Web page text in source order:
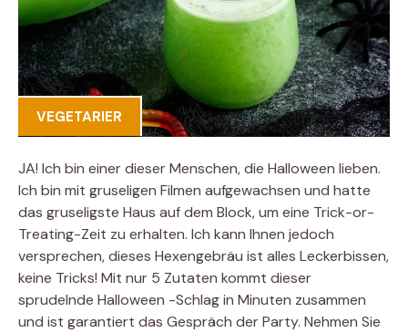
VEGETARIER
JA! Ich bin einer dieser Menschen, die Halloween lieben.
Ich bin mit gruseligen Filmen aufgewachsen und hatte
das gruseligste Haus auf dem Block, um eine Trick-or-
Treating-Zeit zu erhalten. Ich kann Ihnen jedoch
versprechen, dieses Hexengebräu ist alles Leckerbissen,
keine Tricks! Mit nur 5 Zutaten kommt dieser
sprudelnde Halloween -Schlag in Minuten zusammen
und ist garantiert das Gespräch der Party. Nehmen Sie